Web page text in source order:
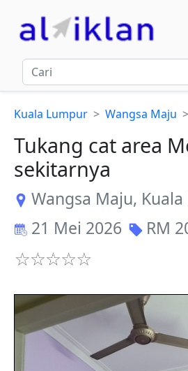
Kuala Lumpur Wangsa Maju
Tukang cat area
sekitarnya
Wangsa Maju,
21 Mei 2026
RM